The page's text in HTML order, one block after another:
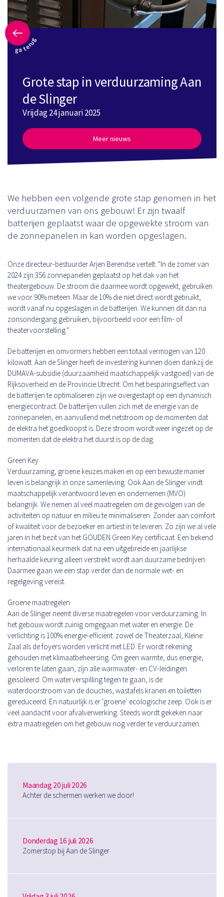
ga terug
Grote stap in verduurzaming Aan
de Slinger
Vrijdag 24 januari 2025
Meer nieuws
We hebben een volgende grote stap genomen in het
verduurzamen van ons gebouw! Er zijn twaalf
batterijen geplaatst waar de opgewekte stroom van
de zonnepanelen in kan worden opgeslagen.
Onze directeur-bestuurder Arjen Berendse vertelt: "In de zomer van
2024 zijn 356 zonnepanelen geplaatst op het dak van het
theatergebouw. De stroom die daarmee wordt opgewekt, gebruiken
we voor 90% meteen. Maar de 10% die niet direct wordt gebruikt,
wordt vanaf nu opgeslagen in de batterijen. We kunnen dit dan na
zonsondergang gebruiken, bijvoorbeeld voor een film- of
theatervoorstelling."
De batterijen en omvormers hebben een totaal vermogen van 120
kilowatt. Aan de Slinger heeft de investering kunnen doen dankzij de
DUMAVA-subsidie (duurzaamheid maatschappelijk vastgoed) van de
Rijksoverheid en de Provincie Utrecht. Om het besparingseffect van
de batterijen te optimaliseren zijn we overgestapt op een dynamisch
energiecontract. De batterijen vullen zich met de energie van de
zonnepanelen, en aanvullend met netstroom op de momenten dat
de elektra het goedkoopst is. Deze stroom wordt weer ingezet op de
momenten dat de elektra het duurst is op de dag.
Green Key
Verduurzaming, groene keuzes maken en op een bewuste manier
leven is belangrijk in onze samenleving. Ook Aan de Slinger vindt
maatschappelijk verantwoord leven en ondernemen (MVO)
belangrijk. We nemen al veel maatregelen om de gevolgen van de
activiteiten op natuur en milieu te minimaliseren. Zonder aan comfort
of kwaliteit voor de bezoeker en artiest in te leveren. Zo zijn we al vele
jaren in het bezit van het GOUDEN Green Key certificaat. Een bekend
internationaal keurmerk dat na een uitgebreide en jaarlijkse
herhaalde keuring alleen verstrekt wordt aan duurzame bedrijven.
Daarmee gaan we een stap verder dan de normale wet- en
regelgeving vereist.
Groene maatregelen
Aan de Slinger neemt diverse maatregelen voor verduurzaming. In
het gebouw wordt zuinig omgegaan met water en energie. De
verlichting is 100% energie-efficiënt: zowel de Theaterzaal, Kleine
Zaal als de foyers worden verlicht met LED. Er wordt rekening
gehouden met klimaatbeheersing. Om geen warmte, dus energie,
verloren te laten gaan, zijn alle warmwater- en CV-leidingen
geïsoleerd. Om waterverspilling tegen te gaan, is de
waterdoorstroom van de douches, wastafels kranen en toiletten
gereduceerd. En natuurlijk is er ‘groene’ ecologische zeep. Ook is er
veel aandacht voor afvalverwerking. Steeds wordt gekeken naar
extra maatregelen om het gebouw nog verder te verduurzamen.
Maandag 20 juli 2026
Achter de schermen werken we door!
Donderdag 16 juli 2026
Zomerstop bij Aan de Slinger